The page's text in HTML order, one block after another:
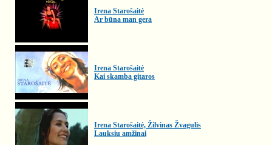
Irena Starošaitė
Ar būna man gera
Irena Starošaitė
Kai skamba gitaros
Irena Starošaitė, Žilvinas Žvagulis
Lauksiu amžinai